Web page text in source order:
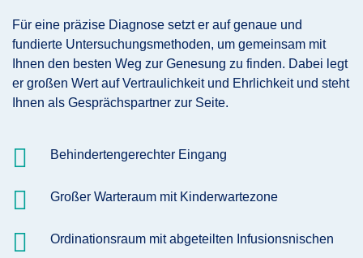
Für eine präzise Diagnose setzt er auf genaue und
fundierte Untersuchungsmethoden, um gemeinsam mit
Ihnen den besten Weg zur Genesung zu finden. Dabei legt
er großen Wert auf Vertraulichkeit und Ehrlichkeit und steht
Ihnen als Gesprächspartner zur Seite.
 Behindertengerechter Eingang
 Großer Warteraum mit Kinderwartezone
 Ordinationsraum mit abgeteilten Infusionsnischen